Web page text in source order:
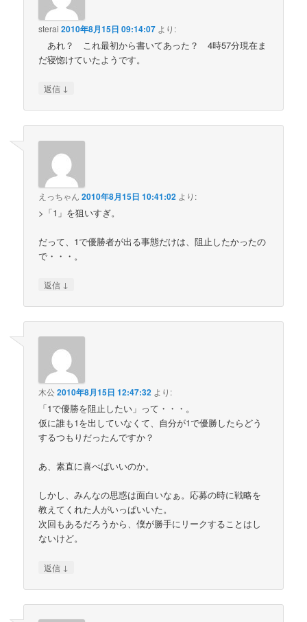
sterai 2010年8月15日 09:14:07 より:
あれ？ これ最初から書いてあった？ 4時57分現在ま
だ寝惚けていたようです。
返信 ↓
えっちゃん 2010年8月15日 10:41:02 より:
>「1」を狙いすぎ。
だって、1で優勝者が出る事態だけは、阻止したかったの
で・・・。
返信 ↓
木公2010年8月15日 12:47:32 より:
「1で優勝を阻止したい」って・・・。
仮に誰も1を出していなくて、自分が1で優勝したらどう
するつもりだったんですか？
あ、素直に喜べばいいのか。
しかし、みんなの思惑は面白いなぁ。応募の時に戦略を
教えてくれた人がいっぱいいた。
次回もあるだろうから、僕が勝手にリークすることはし
ないけど。
返信 ↓